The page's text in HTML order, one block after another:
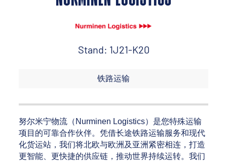
Stand: 1J21-K20
铁路运输
努尔米宁物流（Nurminen Logistics）是您特殊运输
项目的可靠合作伙伴。凭借长途铁路运输服务和现代
化货运站，我们将北欧与欧洲及亚洲紧密相连，打造
更智能、更快捷的供应链，推动世界持续运转。我们